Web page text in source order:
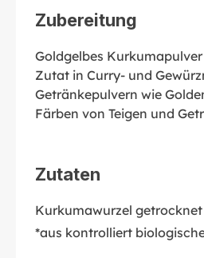
Zubereitung
Goldgelbes
Zutat in Curry- und
Getränkepulvern wie
Färben von Teigen und
Zutaten
Kurkumawurzel
*aus kontrolliert